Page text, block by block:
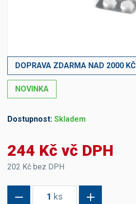
DOPRAVA ZDARMA NAD 2000 KČ
NOVINKA
Dostupnost: Skladem
244 Kč vč DPH
202 Kč bez DPH
1 ks